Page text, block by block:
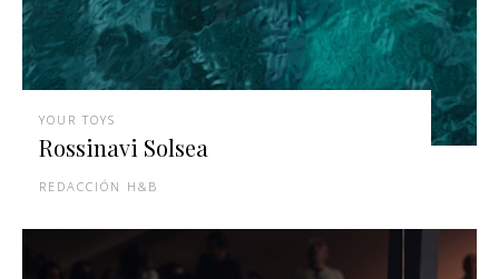
YOUR TOYS
Rossinavi Solsea
REDACCIÓN H&B